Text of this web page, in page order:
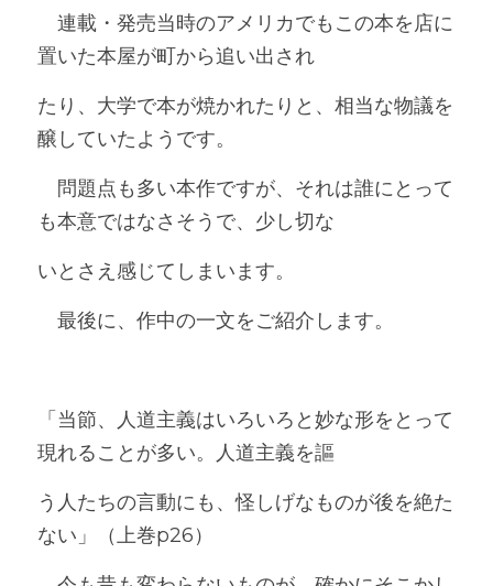
連載・発売当時のアメリカでもこの本を店に
置いた本屋が町から追い出され
たり、大学で本が焼かれたりと、相当な物議を
醸していたようです。
問題点も多い本作ですが、それは誰にとって
も本意ではなさそうで、少し切な
いとさえ感じてしまいます。
最後に、作中の一文をご紹介します。
「当節、人道主義はいろいろと妙な形をとって
現れることが多い。人道主義を謳
う人たちの言動にも、怪しげなものが後を絶た
ない」（上巻p26）